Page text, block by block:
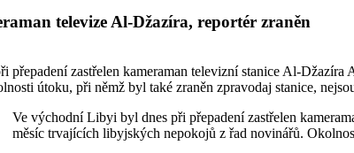
televize Al-Džazíra, reportér zraněn
přepadení zastřelen kameraman televizní stanice Al-
útoku, při němž byl také zraněn zpravodaj stanice,
Ve východní Libyi byl dnes při přepadení zastřelen
měsíc trvajících libyjských nepokojů z řad novinářů.